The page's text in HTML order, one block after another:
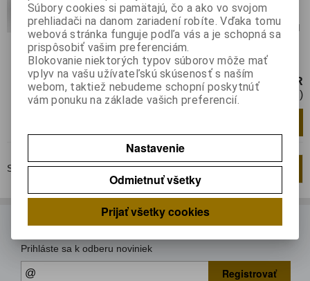
Záruka (mesiacov):24
Termín dodania(prac.dni)-platí pre sklad
LIESKOVEC skladom
Integrovaný obvod
3,44 EUR
2,80 EUR (Cena bez DPH)
Strana1z1Celkom2záznamov
ODBER NOVINIEK
Prihláste sa k odberu noviniek
Registrovať
Súbory cookies si pamätajú, čo a ako vo svojom
prehliadači na danom zariadení robíte. Vďaka tomu
webová stránka funguje podľa vás a je schopná sa
prispôsobiť vašim preferenciám.
Blokovanie niektorých typov súborov môže mať
vplyv na vašu užívateľskú skúsenosť s naším
webom, taktiež nebudeme schopní poskytnúť
vám ponuku na základe vašich preferencií.
Nastavenie
Odmietnuť všetky
Prijať všetky cookies